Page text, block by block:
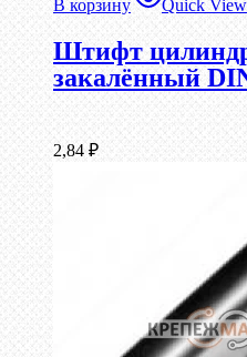
В корзину Quick View
Штифт
закалённый
2,84 ₽